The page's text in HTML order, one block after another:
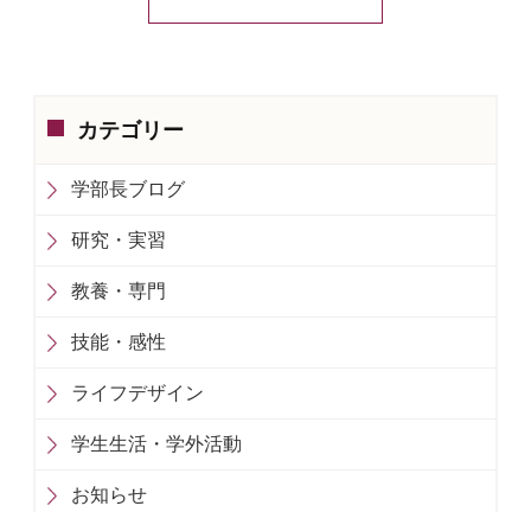
カテゴリー
学部長ブログ
研究・実習
教養・専門
技能・感性
ライフデザイン
学生生活・学外活動
お知らせ